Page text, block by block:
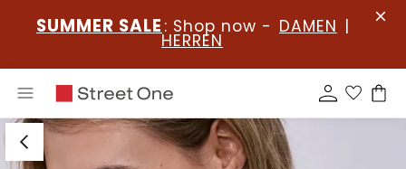
SUMMER SALE : Shop now - DAMEN |
HERREN